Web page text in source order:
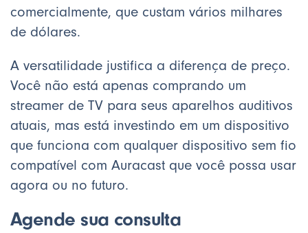
comercialmente, que custam vários milhares
de dólares.
A versatilidade justifica a diferença de preço.
Você não está apenas comprando um
streamer de TV para seus aparelhos auditivos
atuais, mas está investindo em um dispositivo
que funciona com qualquer dispositivo sem fio
compatível com Auracast que você possa usar
agora ou no futuro.
Agende sua consulta